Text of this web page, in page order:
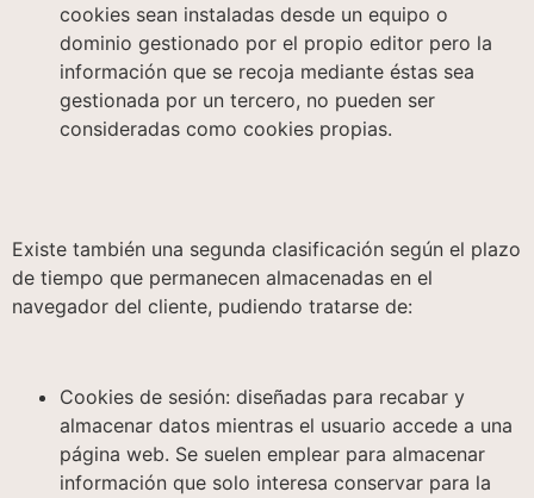
cookies sean instaladas desde un equipo o
dominio gestionado por el propio editor pero la
información que se recoja mediante éstas sea
gestionada por un tercero, no pueden ser
consideradas como cookies propias.
Existe también una segunda clasificación según el plazo
de tiempo que permanecen almacenadas en el
navegador del cliente, pudiendo tratarse de:
Cookies de sesión: diseñadas para recabar y
almacenar datos mientras el usuario accede a una
página web. Se suelen emplear para almacenar
información que solo interesa conservar para la